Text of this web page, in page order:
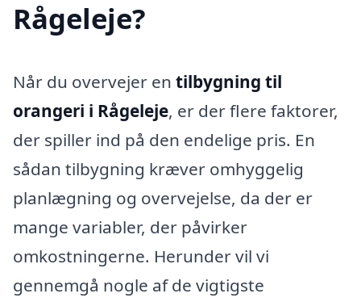
Rågeleje?
Når du overvejer en tilbygning til
orangeri i Rågeleje, er der flere faktorer,
der spiller ind på den endelige pris. En
sådan tilbygning kræver omhyggelig
planlægning og overvejelse, da der er
mange variabler, der påvirker
omkostningerne. Herunder vil vi
gennemgå nogle af de vigtigste